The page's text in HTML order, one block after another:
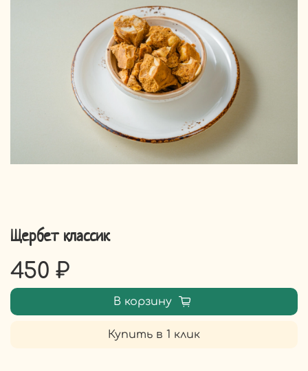
Щербет классик
450 ₽
В корзину
Купить в 1 клик